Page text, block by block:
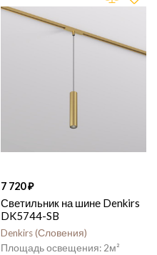
7 720
Светильник на шине Denkirs
DK5744-SB
Denkirs Словения
2